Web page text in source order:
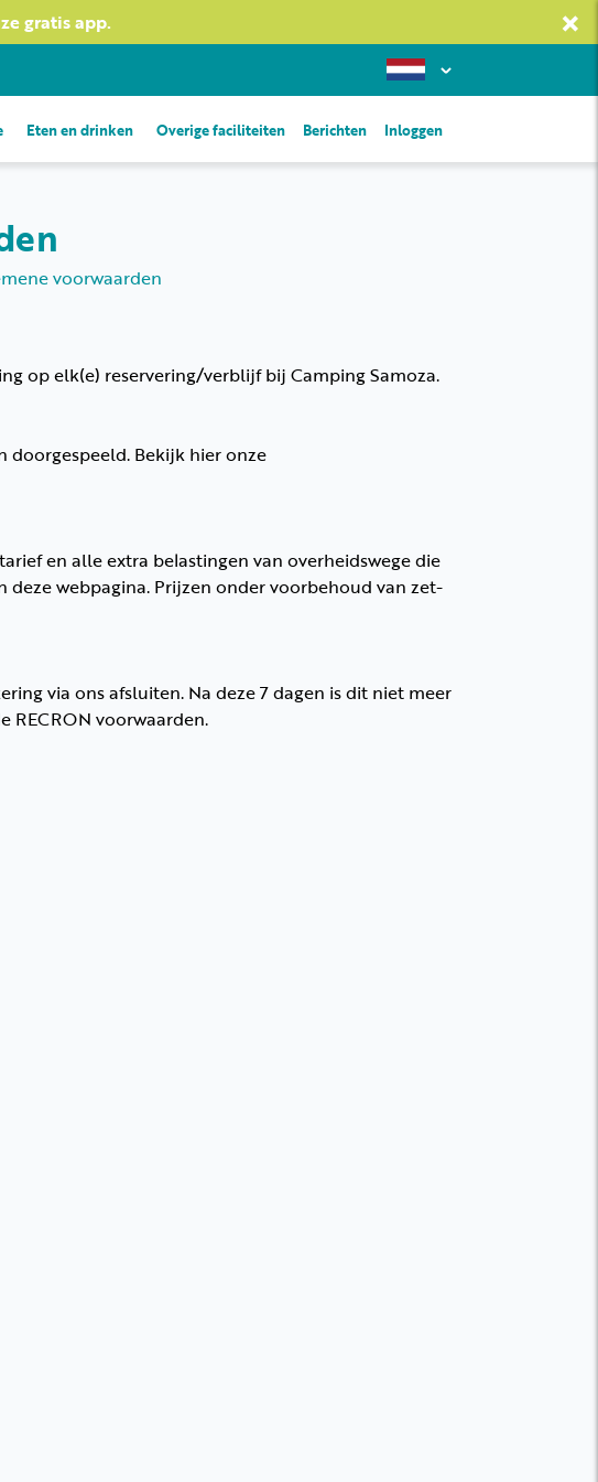
gratis app. ×
Eten en drinken Overige faciliteiten Berichten Inloggen
voorwaarden
op elk(e) reservering/verblijf bij Camping Samoza.
doorgespeeld. Bekijk hier onze
en alle extra belastingen van overheidswege die
webpagina. Prijzen onder voorbehoud van zet-
via ons afsluiten. Na deze 7 dagen is dit niet meer
RECRON voorwaarden.